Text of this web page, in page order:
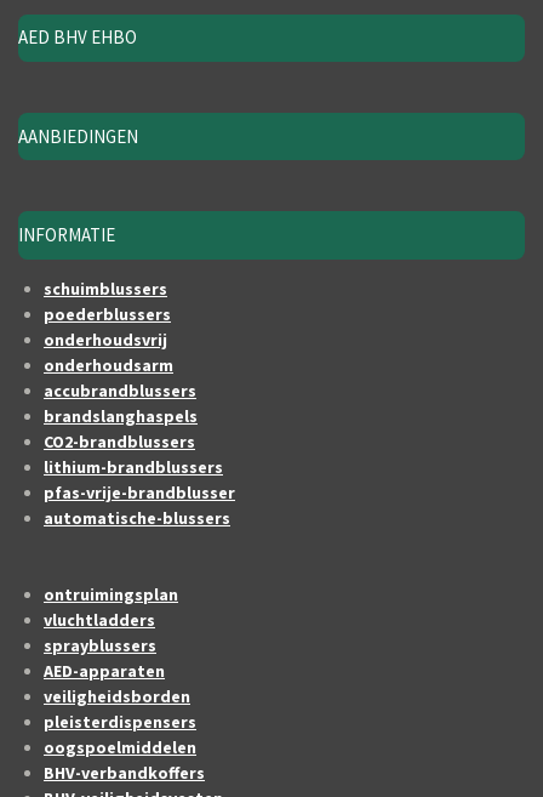
AED BHV EHBO
AANBIEDINGEN
INFORMATIE
schuimblussers
poederblussers
onderhoudsvrij
onderhoudsarm
accubrandblussers
brandslanghaspels
CO2-brandblussers
lithium-brandblussers
pfas-vrije-brandblusser
automatische-blussers
ontruimingsplan
vluchtladders
sprayblussers
AED-apparaten
veiligheidsborden
pleisterdispensers
oogspoelmiddelen
BHV-verbandkoffers